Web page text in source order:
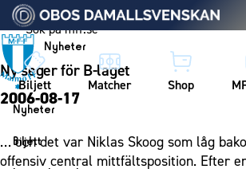
Vidare till innehållet
Nyheter
Biljett Matcher Shop
Nyheter
Nyheter
Kalender
Biljett
Ny seger för B-laget
2006-08-17
… och det var Niklas Skoog som låg
offensiv central mittfältsposition. Efter